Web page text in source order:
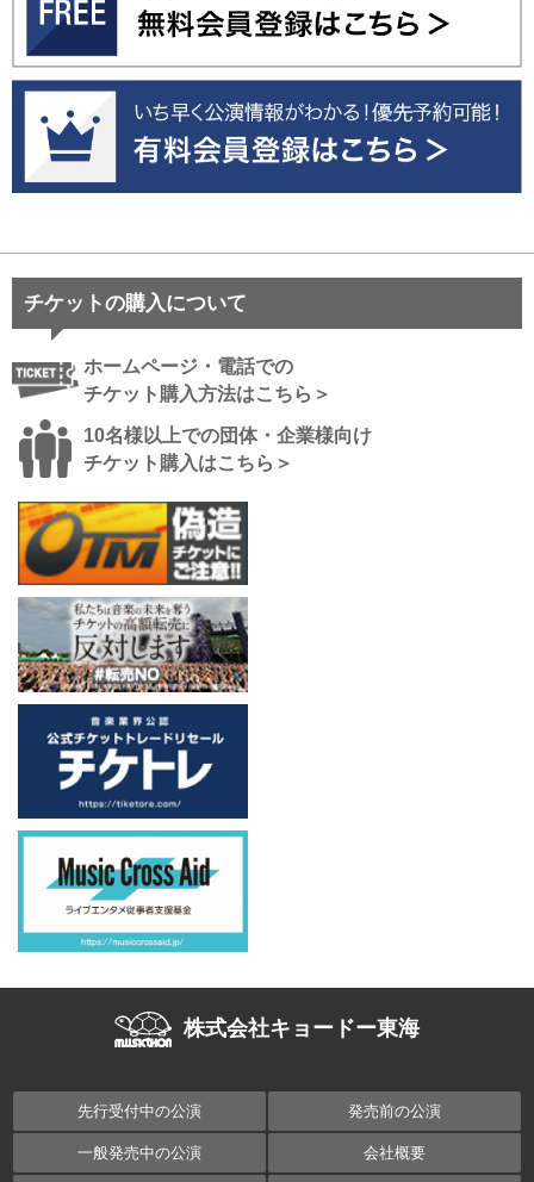
チケットの購入について
ホームページ・電話での
チケット購入方法はこちら＞
10名様以上での団体・企業様向け
チケット購入はこちら＞
株式会社キョードー東海
先行受付中の公演 発売前の公演
一般発売中の公演 会社概要